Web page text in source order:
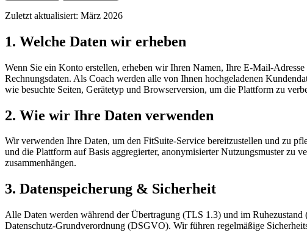
Zuletzt aktualisiert: März 2026
1. Welche Daten wir erheben
Wenn Sie ein Konto erstellen, erheben wir Ihren Namen, Ihre E-Mail-
Rechnungsdaten. Als Coach werden alle von Ihnen hochgeladenen
wie besuchte Seiten, Gerätetyp und Browserversion, um die Plattform zu
2. Wie wir Ihre Daten verwenden
Wir verwenden Ihre Daten, um den FitSuite-Service bereitzustellen und zu
und die Plattform auf Basis aggregierter, anonymisierter Nutzungsmuster zu
zusammenhängen.
3. Datenspeicherung & Sicherheit
Alle Daten werden während der Übertragung (TLS 1.3) und im
Datenschutz-Grundverordnung (DSGVO). Wir führen regelmäßige